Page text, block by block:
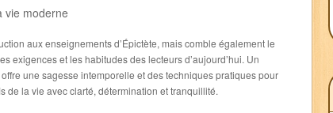
vie moderne
aux enseignements d’Épictète, mais comble également le
exigences et les habitudes des lecteurs d’aujourd’hui. Un
une sagesse intemporelle et des techniques pratiques pour
de la vie avec clarté, détermination et tranquillité.